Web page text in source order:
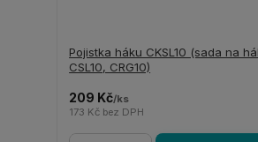
Pojistka háku CKSL10 (sada na
CSL10, CRG10)
209 Kč/ks
173 Kč bez DPH